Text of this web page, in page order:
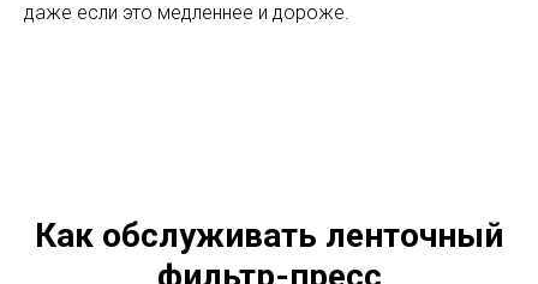
даже если это медленнее и дороже.
Как обслуживать ленточный